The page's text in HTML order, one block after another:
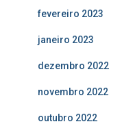
fevereiro 2023
janeiro 2023
dezembro 2022
novembro 2022
outubro 2022